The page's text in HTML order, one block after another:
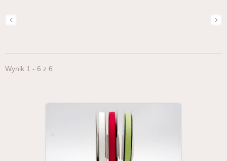
Wynik 1 - 6 z 6